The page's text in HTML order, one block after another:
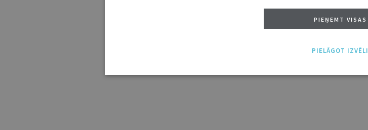
PIEŅEMT VISAS
PIELĀGOT IZVĒLI